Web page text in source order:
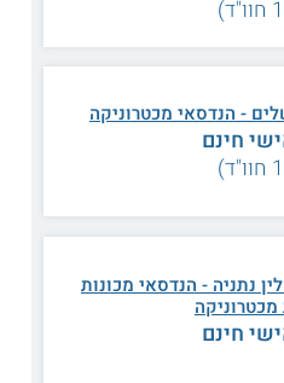
חושפת את הסטודנטים למגוון של
המכונות באופן כללי. הם
ורכיבים מתקדמים.
3 שנים.
- הנדסאי מכטרוניקה
חינם
נתניה - הנדסאי מכונות
חינם